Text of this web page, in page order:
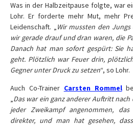
Was in der Halbzeitpause folgte, war
Lohr. Er forderte mehr Mut, mehr
Leidenschaft. „Wir mussten den
wir gerade drauf und dran waren, die
Danach hat man sofort gespürt: Sie
geht. Plötzlich war Feuer drin,
Gegner unter Druck zu setzen“, so Lohr.
Auch Co-Trainer Carsten Rommel
„Das war ein ganz anderer Auftritt
jeder Zweikampf angenommen,
direkter, und man hat gesehen,